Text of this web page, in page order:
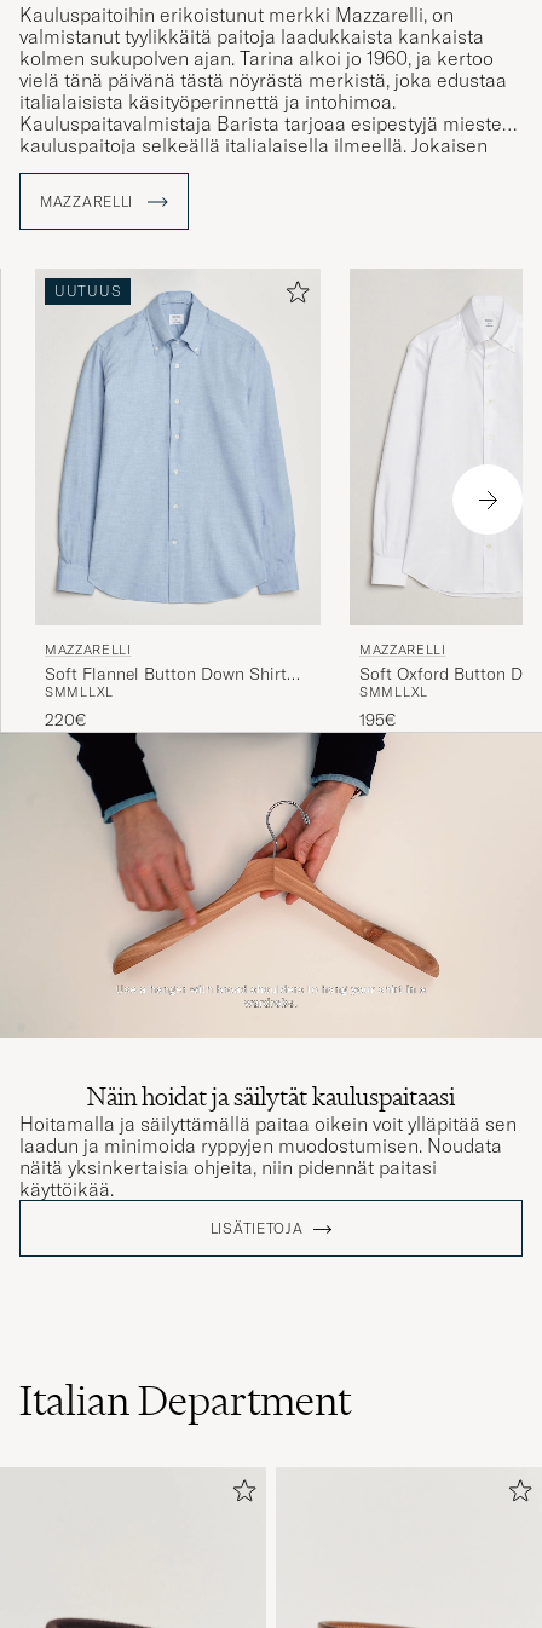
Kauluspaitoihin erikoistunut merkki Mazzarelli, on
valmistanut tyylikkäitä paitoja laadukkaista kankaista
kolmen sukupolven ajan. Tarina alkoi jo 1960, ja kertoo
vielä tänä päivänä tästä nöyrästä merkistä, joka edustaa
italialaisista käsityöperinnettä ja intohimoa.
Kauluspaitavalmistaja Barista tarjoaa esipestyjä miesten
kauluspaitoja selkeällä italialaisella ilmeellä. Jokaisen
Useat valmistusvaiheet ovat käsityötä ja materiaalit
kankaista nappeihin erittäin tarkasti valittuja.
Tutustu Mazzarelli kauluspaitojen valikoimaamme, joka
on huolella valittu.
MAZZARELLI
UUTUUS
MAZZARELLI
Soft Flannel Button Down Shirt
Light Blue
SMM LLXL
220€
MAZZARELLI
Soft Oxford Button
White
SMM LLXL
195€
Näin hoidat ja säilytät kauluspaitaasi
Hoitamalla ja säilyttämällä paitaa oikein voit ylläpitää sen
laadun ja minimoida ryppyjen muodostumisen. Noudata
näitä yksinkertaisia ohjeita, niin pidennät paitasi
käyttöikää.
LISÄTIETOJA
Italian Department